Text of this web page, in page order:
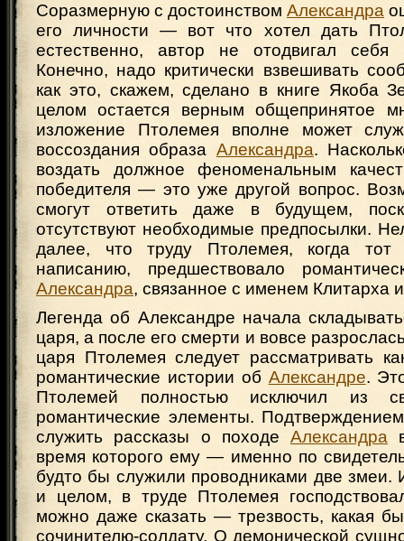
Соразмерную с достоинством Александра
его личности — вот что хотел дать
естественно, автор не отодвигал
Конечно, надо критически взвешивать
как это, скажем, сделано в книге Якоба
целом остается верным общепринятое
изложение Птолемея вполне может
воссоздания образа Александра.
воздать должное феноменальным
победителя — это уже другой вопрос.
смогут ответить даже в будущем,
отсутствуют необходимые предпосылки.
далее, что труду Птолемея, когда тот
написанию, предшествовало
Александра, связанное с именем Клитарха
Легенда об Александре начала
царя, а после его смерти и вовсе
царя Птолемея следует рассматривать
романтические истории об Александре.
Птолемей полностью исключил из
романтические элементы.
служить рассказы о походе Александра
время которого ему — именно по
будто бы служили проводниками две
и целом, в труде Птолемея
можно даже сказать — трезвость, какая
сочинителю-солдату. О демонической